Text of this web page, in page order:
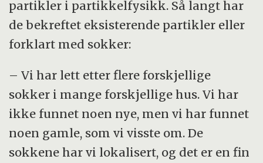
partikler i partikkelfysikk. Så langt har
de bekreftet eksisterende partikler eller
forklart med sokker:
– Vi har lett etter flere forskjellige
sokker i mange forskjellige hus. Vi har
ikke funnet noen nye, men vi har funnet
noen gamle, som vi visste om. De
sokkene har vi lokalisert, og det er en fin